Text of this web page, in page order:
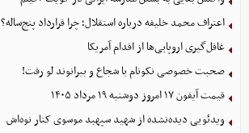
اعتراف محمد خلیفه درباره استقلال؛ چرا قرارداد پنج‌ساله؟
غافل‌گیری اروپایی‌ها از اقدام آمریکا
صحبت خصوصی نکونام با شجاع و بیرانوند لو رفت!
قیمت آیفون ۱۷ امروز دوشنبه ۱۹ مرداد ۱۴۰۵
ویدئویی دیده‌نشده از شهید سپهبد موسوی کنار نوه‌اش